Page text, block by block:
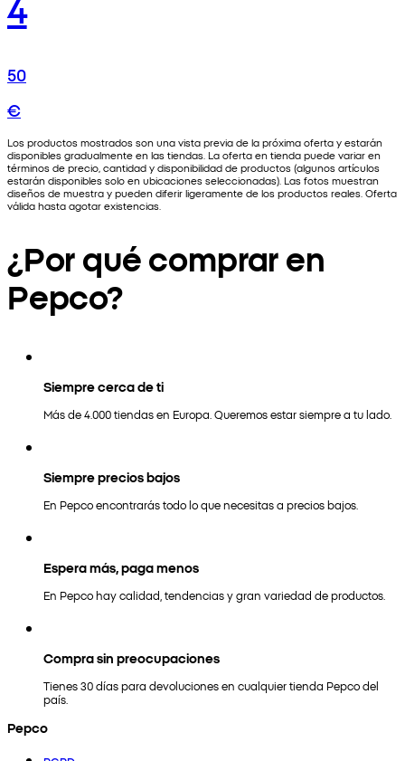
50
€
Los productos mostrados son una vista previa de la próxima oferta y estarán
disponibles gradualmente en las tiendas. La oferta en tienda puede variar en
términos de precio, cantidad y disponibilidad de productos (algunos artículos
estarán disponibles solo en ubicaciones seleccionadas). Las fotos muestran
diseños de muestra y pueden diferir ligeramente de los productos reales. Oferta
válida hasta agotar existencias.
¿Por qué comprar en
Pepco?
Siempre cerca de ti
Más de 4.000 tiendas en Europa. Queremos estar siempre a tu lado.
Siempre precios bajos
En Pepco encontrarás todo lo que necesitas a precios bajos.
Espera más, paga menos
En Pepco hay calidad, tendencias y gran variedad de productos.
Compra sin preocupaciones
Tienes 30 días para devoluciones en cualquier tienda Pepco del
país.
Pepco